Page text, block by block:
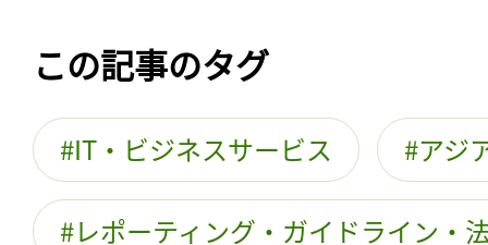
この記事のタグ
IT・ビジネスサービス アジ
レポーティング・ガイドライン・